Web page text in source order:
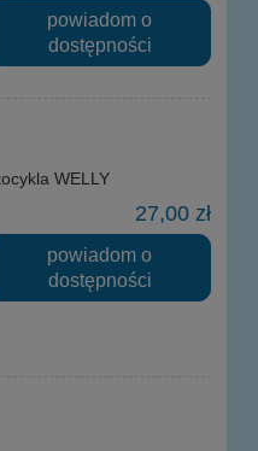
powiadom o
dostępności
WELLY
27,00 zł
powiadom o
dostępności